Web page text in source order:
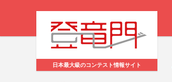
日本最大級のコンテスト情報サイト